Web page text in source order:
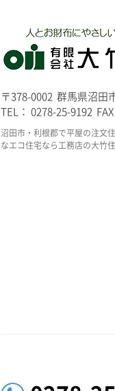
〒378-0002 群馬県沼田
TEL： 0278-25-9192
沼田市・利根郡で平屋の注文
なエコ住宅なら工務店の大竹